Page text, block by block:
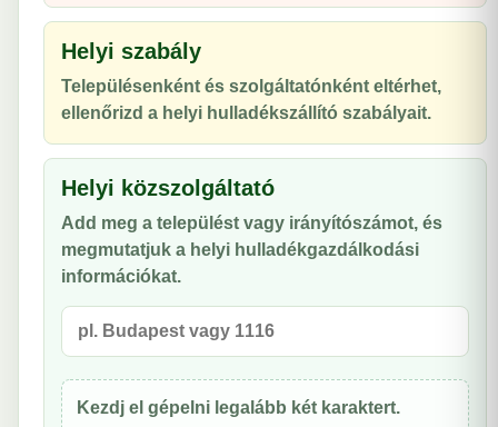
Helyi szabály
Településenként és szolgáltatónként eltérhet,
ellenőrizd a helyi hulladékszállító szabályait.
Helyi közszolgáltató
Add meg a települést vagy irányítószámot, és
megmutatjuk a helyi hulladékgazdálkodási
információkat.
Kezdj el gépelni legalább két karaktert.